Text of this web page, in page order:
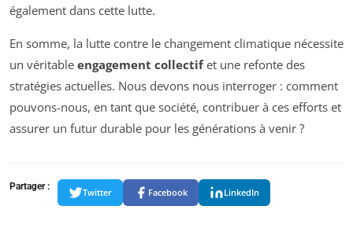
également dans cette lutte.
En somme, la lutte contre le changement climatique nécessite
un véritable engagement collectifet une refonte des
stratégies actuelles. Nous devons nous interroger : comment
pouvons-nous, en tant que société, contribuer à ces efforts et
assurer un futur durable pour les générations à venir ?
Partager :
Twitter Facebook LinkedIn